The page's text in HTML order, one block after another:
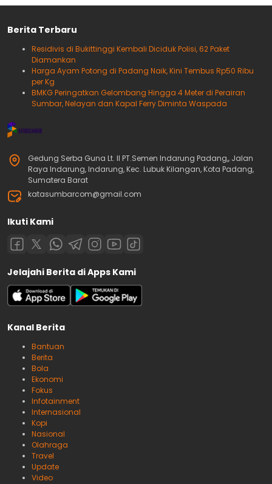
Berita Terbaru
Residivis di Bukittinggi Kembali Diciduk Polisi, 62 Paket
Diamankan
Harga Ayam Potong di Padang Naik, Kini Tembus Rp50 Ribu
per Kg
BMKG Peringatkan Gelombang Hingga 4 Meter di Perairan
Sumbar, Nelayan dan Kapal Ferry Diminta Waspada
Gedung Serba Guna Lt. II PT.Semen Indarung Padang,, Jalan
Raya Indarung, Indarung, Kec. Lubuk Kilangan, Kota Padang,
Sumatera Barat
katasumbarcom@gmail.com
Ikuti Kami
Jelajahi Berita di Apps Kami
Kanal Berita
Bantuan
Berita
Bola
Ekonomi
Fokus
Infotainment
Internasional
Kopi
Nasional
Olahraga
Travel
Update
Video